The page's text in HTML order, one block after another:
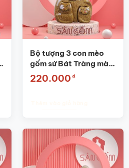
Bộ tượng 3 con mèo
gốm sứ Bát Tràng màu
nâu SG-TT24
220.000 ₫